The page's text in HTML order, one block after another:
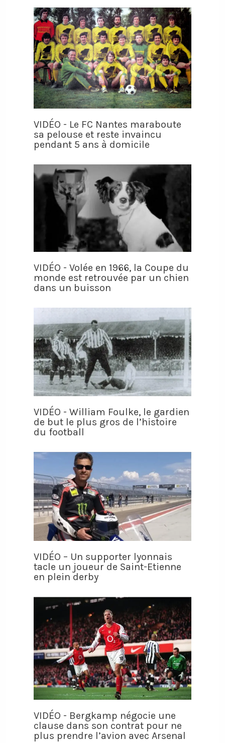
VIDÉO - Le FC Nantes maraboute
sa pelouse et reste invaincu
pendant 5 ans à domicile
VIDÉO - Volée en 1966, la Coupe du
monde est retrouvée par un chien
dans un buisson
VIDÉO - William Foulke, le gardien
de but le plus gros de l’histoire
du football
VIDÉO – Un supporter lyonnais
tacle un joueur de Saint-Etienne
en plein derby
VIDÉO - Bergkamp négocie une
clause dans son contrat pour ne
plus prendre l’avion avec Arsenal